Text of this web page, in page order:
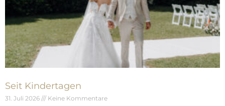
Seit Kindertagen
31. Juli 2026 Keine Kommentare